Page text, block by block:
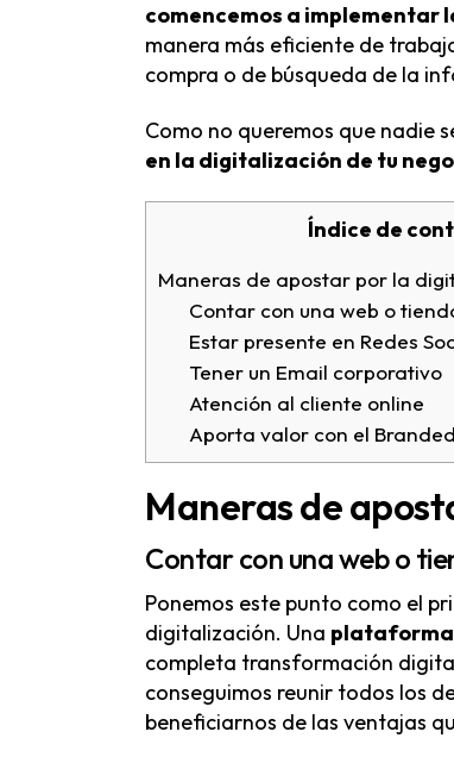
comencemos a implementar
manera más eficiente de
compra o de búsqueda de la
Como no queremos que nadie
en la digitalización de tu
Índice de
Maneras de apostar por la
Contar con una web o
Estar presente en Redes
Tener un Email corporativo
Atención al cliente online
Aporta valor con el
Maneras de
Contar con una web o
Ponemos este punto como el
digitalización. Una plataforma
completa transformación
conseguimos reunir todos los
beneficiarnos de las ventajas